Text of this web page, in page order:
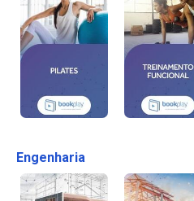
Engenharia